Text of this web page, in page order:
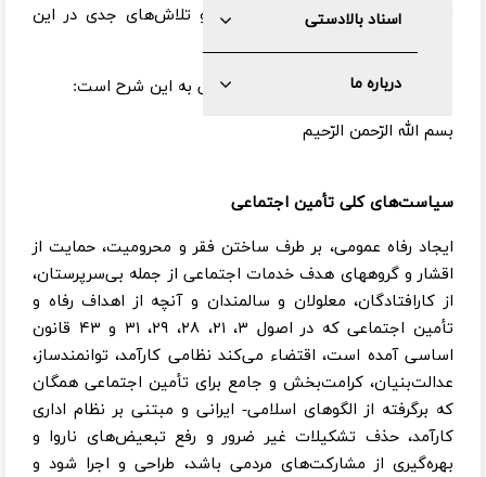
اسناد بالادستی
درباره ما
اساسی در قوانین و مقررات جاری و تلاش‌های جدی در این
متن سیاست‌های کلی تأمین اجتماعی به این شرح است:
بسم الله الرّحمن الرّحیم
سیاست‌های کلی تأمین اجتماعی
ایجاد رفاه عمومی، بر طرف ساختن فقر و محرومیت، حمایت از
اقشار و گروههای هدف خدمات اجتماعی از جمله بی‌سرپرستان،
از کارافتادگان، معلولان و سالمندان و آنچه از اهداف رفاه و
تأمین اجتماعی که در اصول ۳، ۲۱، ۲۸، ۲۹، ۳۱ و ۴۳ قانون
اساسی آمده است، اقتضاء می‌کند نظامی کارآمد، توانمندساز،
عدالت‌بنیان، کرامت‌بخش و جامع برای تأمین اجتماعی همگان
که برگرفته از الگوهای اسلامی- ایرانی و مبتنی بر نظام اداری
کارآمد، حذف تشکیلات غیر ضرور و رفع تبعیض‌های ناروا و
بهره‌گیری از مشارکت‌های مردمی باشد، طراحی و اجرا شود و